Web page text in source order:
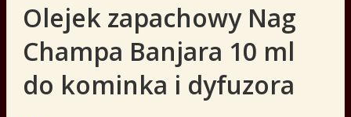
Olejek zapachowy Nag
Champa Banjara 10 ml
do kominka i dyfuzora